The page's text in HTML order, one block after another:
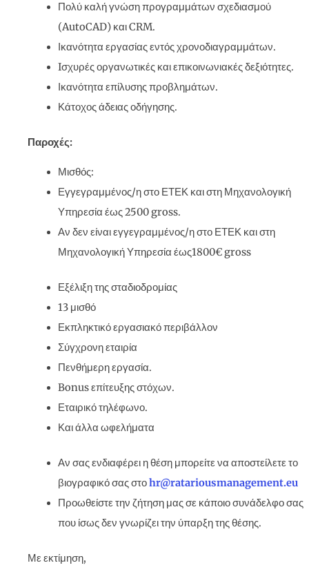
Πολύ καλή γνώση προγραμμάτων σχεδιασμού
(AutoCAD) και CRM.
Ικανότητα εργασίας εντός χρονοδιαγραμμάτων.
Iσχυρές οργανωτικές και επικοινωνιακές δεξιότητες.
Ικανότητα επίλυσης προβλημάτων.
Κάτοχος άδειας οδήγησης.
Παροχές:
Μισθός:
Εγγεγραμμένος/η στο ΕΤΕΚ και στη Μηχανολογική
Υπηρεσία έως 2500 gross.
Αν δεν είναι εγγεγραμμένος/η στο ΕΤΕΚ και στη
Μηχανολογική Υπηρεσία έως1800€ gross
Εξέλιξη της σταδιοδρομίας
13 μισθό
Εκπληκτικό εργασιακό περιβάλλον
Σύγχρονη εταιρία
Πενθήμερη εργασία.
Bonus επίτευξης στόχων.
Εταιρικό τηλέφωνο.
Και άλλα ωφελήματα
Αν σας ενδιαφέρει η θέση μπορείτε να αποστείλετε το
βιογραφικό σας στοhr@ratariousmanagement.eu
Προωθείστε την ζήτηση μας σε κάποιο συνάδελφο σας
που ίσως δεν γνωρίζει την ύπαρξη της θέσης.
Με εκτίμηση,